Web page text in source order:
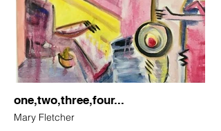
one,two,three,four...
Mary Fletcher